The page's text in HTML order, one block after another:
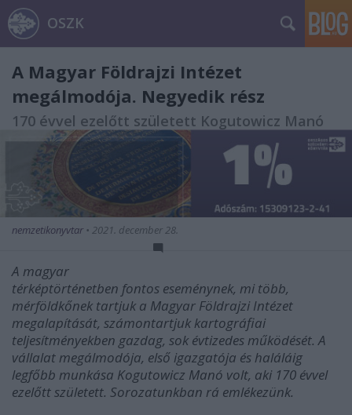
OSZK
A Magyar Földrajzi Intézet
megálmodója. Negyedik rész
170 évvel ezelőtt született Kogutowicz Manó
nemzetikonyvtar • 2021. december 28.
A magyar
térképtörténetben fontos eseménynek, mi több,
mérföldkőnek tartjuk a Magyar Földrajzi Intézet
megalapítását, számontartjuk kartográfiai
teljesítményekben gazdag, sok évtizedes működését. A
vállalat megálmodója, első igazgatója és haláláig
legfőbb munkása Kogutowicz Manó volt, aki 170 évvel
ezelőtt született. Sorozatunkban rá emlékezünk.